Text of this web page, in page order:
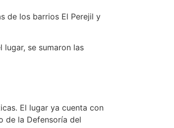
de los barrios El Perejil y
se sumaron las
El lugar ya cuenta con
de la Defensoría del